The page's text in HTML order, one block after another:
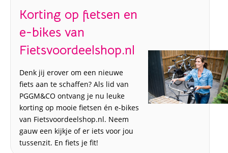
Korting op fietsen en
e-bikes van
Fietsvoordeelshop.nl
Denk jij erover om een nieuwe
fiets aan te schaffen? Als lid van
PGGM&CO ontvang je nu leuke
korting op mooie fietsen én e-bikes
van Fietsvoordeelshop.nl. Neem
gauw een kijkje of er iets voor jou
tussenzit. En fiets je fit!